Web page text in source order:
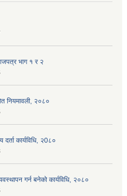
भाग १ र २
नियमावली, २०८०
कार्यविधि, २0८०
गर्न बनेको कार्यविधि, २०८०